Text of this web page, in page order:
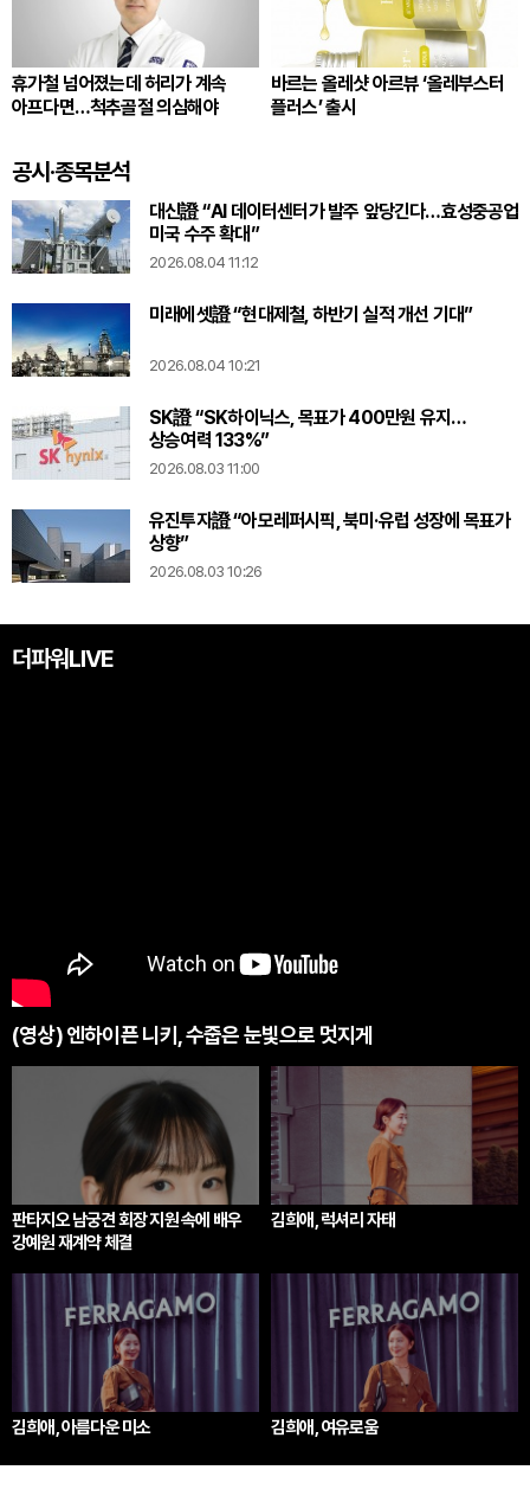
휴가철 넘어졌는데 허리가 계속
아프다면…척추골절 의심해야
바르는 올레샷 아르뷰 ‘올레부스터
플러스’ 출시
공시·종목분석
대신證 “AI 데이터센터가 발주 앞당긴다…효성중공업
미국 수주 확대”
2026.08.04 11:12
미래에셋證 “현대제철, 하반기 실적 개선 기대”
2026.08.04 10:21
SK證 “SK하이닉스, 목표가 400만원 유지…
상승여력 133%”
2026.08.03 11:00
유진투자證 “아모레퍼시픽, 북미·유럽 성장에 목표가
상향”
2026.08.03 10:26
더파워LIVE
(영상) 엔하이픈 니키, 수줍은 눈빛으로 멋지게
판타지오 남궁견 회장 지원 속에 배우
강예원 재계약 체결
김희애, 럭셔리 자태
김희애, 아름다운 미소 김희애, 여유로움